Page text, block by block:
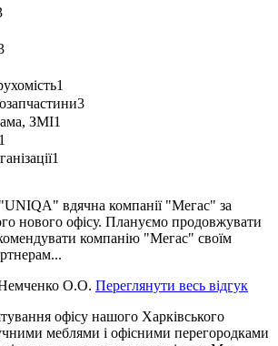
1
3
ЗМІ1
1
1
вдячна компанії "Мегас" за
нового офісу. Плануємо продовжувати
компанію "Мегас" своїм
О.О. Переглянути весь відгук
офісу нашого Харківського
меблями і офісними перегородками